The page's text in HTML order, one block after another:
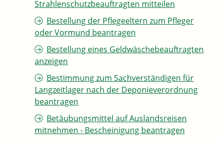
Strahlenschutzbeauftragten mitteilen
Bestellung der Pflegeeltern zum Pfleger
oder Vormund beantragen
Bestellung eines Geldwäschebeauftragten
anzeigen
Bestimmung zum Sachverständigen für
Langzeitlager nach der Deponieverordnung
beantragen
Betäubungsmittel auf Auslandsreisen
mitnehmen - Bescheinigung beantragen